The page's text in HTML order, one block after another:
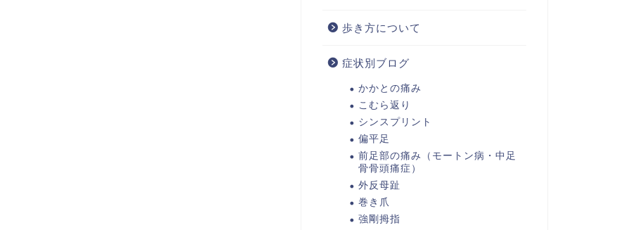
歩き方について
症状別ブログ
かかとの痛み
こむら返り
シンスプリント
偏平足
前足部の痛み（モートン病・中足
骨骨頭痛症）
外反母趾
巻き爪
強剛拇指